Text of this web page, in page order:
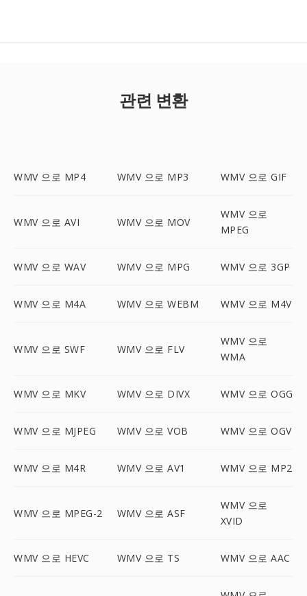
관련 변환
WMV 으로 MP4 WMV 으로 MP3 WMV 으로 GIF
WMV 으로 AVI WMV 으로 MOV
WMV 으로
MPEG
WMV 으로 WAV WMV 으로 MPG WMV 으로 3GP
WMV 으로 M4A WMV 으로 WEBM WMV 으로 M4V
WMV 으로 SWF WMV 으로 FLV
WMV 으로
WMA
WMV 으로 MKV WMV 으로 DIVX WMV 으로 OGG
WMV 으로 MJPEG WMV 으로 VOB WMV 으로 OGV
WMV 으로 M4R WMV 으로 AV1 WMV 으로 MP2
WMV 으로 MPEG-2 WMV 으로 ASF
WMV 으로
XVID
WMV 으로 HEVC WMV 으로 TS WMV 으로 AAC